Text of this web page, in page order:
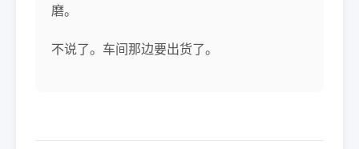
磨。
不说了。车间那边要出货了。